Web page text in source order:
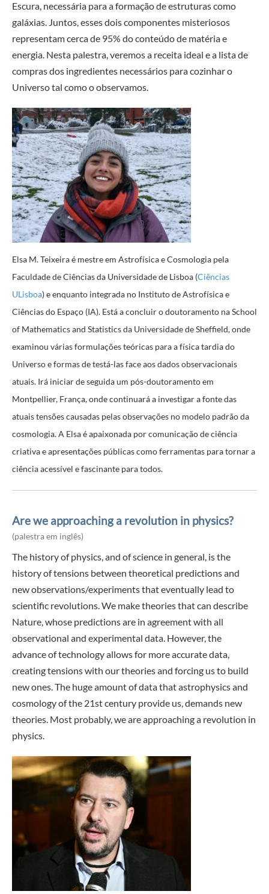
Escura, necessária para a formação de estruturas como
galáxias. Juntos, esses dois componentes misteriosos
representam cerca de 95% do conteúdo de matéria e
energia. Nesta palestra, veremos a receita ideal e a lista de
compras dos ingredientes necessários para cozinhar o
Universo tal como o observamos.
Elsa M. Teixeira é mestre em Astrofísica e Cosmologia pela
Faculdade de Ciências da Universidade de Lisboa (Ciências
ULisboa) e enquanto integrada no Instituto de Astrofísica e
Ciências do Espaço (IA). Está a concluir o doutoramento na School
of Mathematics and Statistics da Universidade de Sheffield, onde
examinou várias formulações teóricas para a física tardia do
Universo e formas de testá-las face aos dados observacionais
atuais. Irá iniciar de seguida um pós-doutoramento em
Montpellier, França, onde continuará a investigar a fonte das
atuais tensões causadas pelas observações no modelo padrão da
cosmologia. A Elsa é apaixonada por comunicação de ciência
criativa e apresentações públicas como ferramentas para tornar a
ciência acessível e fascinante para todos.
Are we approaching a revolution in physics?
(palestra em inglês)
The history of physics, and of science in general, is the
history of tensions between theoretical predictions and
new observations/experiments that eventually lead to
scientific revolutions. We make theories that can describe
Nature, whose predictions are in agreement with all
observational and experimental data. However, the
advance of technology allows for more accurate data,
creating tensions with our theories and forcing us to build
new ones. The huge amount of data that astrophysics and
cosmology of the 21st century provide us, demands new
theories. Most probably, we are approaching a revolution in
physics.